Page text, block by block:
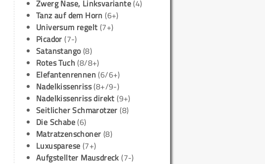
Zwerg Nase, Linksvariante(4)
Tanz auf dem Horn (6+)
Universum regelt (7+)
Picador (7-)
Satanstango(8)
Rotes Tuch(8/8+)
Elefantenrennen(6/6+)
Nadelkissenriss(8+/9-)
Nadelkissenriss direkt (9+)
Seitlicher Schmarotzer (8)
Die Schabe(6)
Matratzenschoner (8)
Luxusparese (7+)
Aufgstellter Mausdreck (7-)